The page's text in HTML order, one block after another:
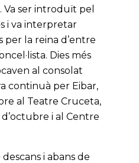
ser introduït pel
i va interpretar
per la reina d’entre
Dies més
al consolat
continuà per Eibar,
al Teatre Cruceta,
d’octubre i al Centre
i abans de